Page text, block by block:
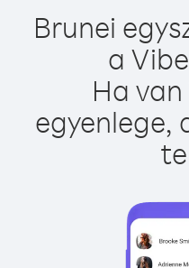
Brunei
a
Ha
egyenlege,